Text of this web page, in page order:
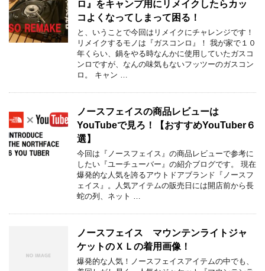
ロ』をキャンプ用にリメイクしたらカッ
コよくなってしまって困る！
と、いうことで今回はリメイクにチャレンジです！
リメイクするモノは『ガスコンロ』！ 我が家で１０
年くらい、鍋をやる時なんかに使用していたガスコ
ンロですが、なんの味気もないフッツーのガスコン
ロ。 キャン …
ノースフェイスの商品レビューは
YouTubeで見ろ！【おすすめYouTuber６
選】
今回は『ノースフェイス』の商品レビューで参考に
したい『ユーチューバー』の紹介ブログです。 現在
爆発的な人気を誇るアウトドアブランド『ノースフ
ェイス』。人気アイテムの販売日には開店前から長
蛇の列、ネット …
ノースフェイス マウンテンライトジャ
ケットのＸＬの着用画像！
爆発的な人気！ノースフェイスアイテムの中でも、